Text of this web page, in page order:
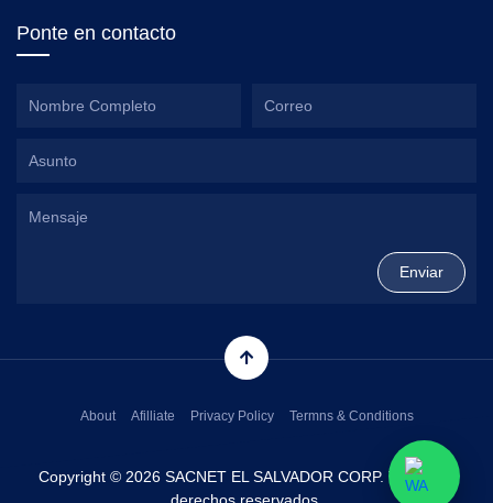
Ponte en contacto
Copyright © 2026 SACNET EL SALVADOR CORP. Todos los
About Afilliate Privacy Policy Termns & Conditions